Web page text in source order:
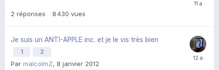
2 réponses 8 430 vues
Je suis un ANTI-APPLE inc. et je le vis très bien
1 2
Par malcolmZ, 8 janvier 2012